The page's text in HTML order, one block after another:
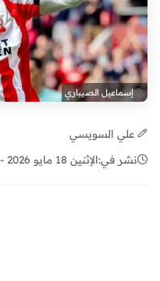
إسماعيل الصيباري
علي السويسي
نشر في:الإثنين 18 مايو 2026 - 22:35